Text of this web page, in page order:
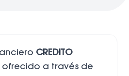
CREDITO
ofrecido a través de